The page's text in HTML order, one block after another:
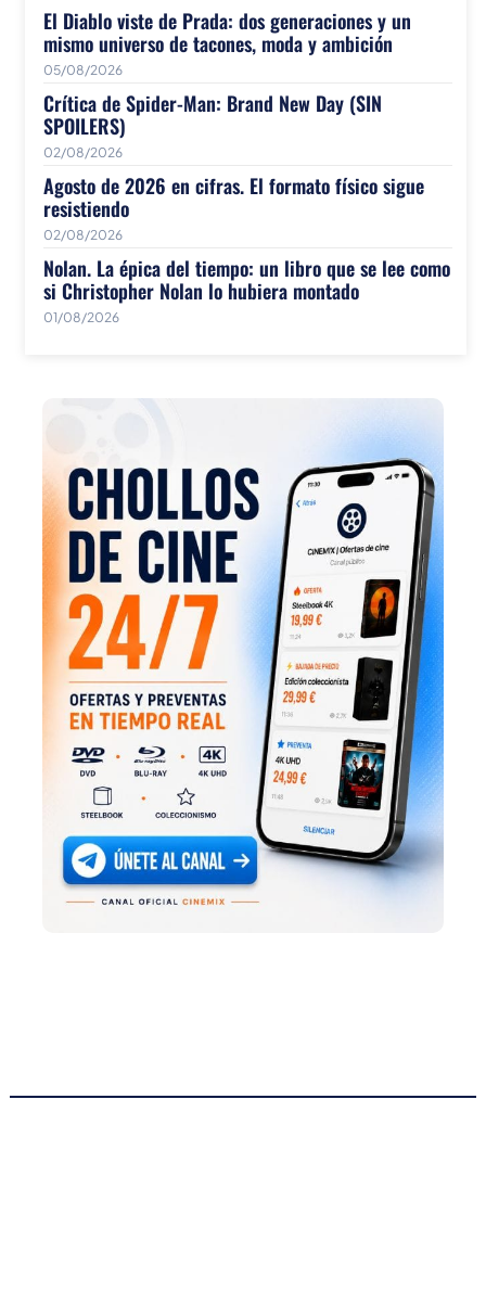
El Diablo viste de Prada: dos generaciones y un
mismo universo de tacones, moda y ambición
05/08/2026
Crítica de Spider-Man: Brand New Day (SIN
SPOILERS)
02/08/2026
Agosto de 2026 en cifras. El formato físico sigue
resistiendo
02/08/2026
Nolan. La épica del tiempo: un libro que se lee como
si Christopher Nolan lo hubiera montado
01/08/2026